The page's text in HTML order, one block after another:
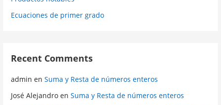
Ecuaciones de primer grado
Recent Comments
admin enSuma y Resta de números enteros
José Alejandro enSuma y Resta de números enteros